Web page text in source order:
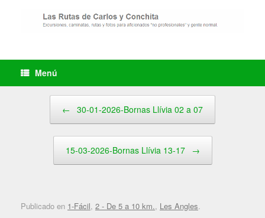
Menú
← 30-01-2026-Bornas Llívia 02 a 07
15-03-2026-Bornas Llívia 13-17 →
Publicado en 1-Fácil, 2 - De 5 a 10 km., Les Angles.